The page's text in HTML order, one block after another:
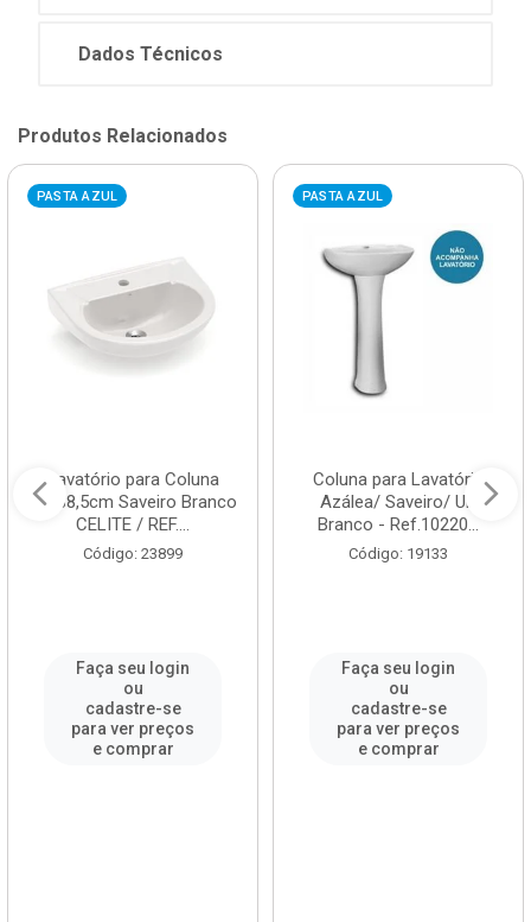
Dados Técnicos
Produtos Relacionados
PASTA AZUL
Lavatório para Coluna
47x38,5cm Saveiro Branco
CELITE / REF....
Código: 23899
Faça seu login
ou
cadastre-se
para ver preços
e comprar
PASTA AZUL
Coluna para Lavatório
Azálea/ Saveiro/ UP
Branco - Ref.10220...
Código: 19133
Faça seu login
ou
cadastre-se
para ver preços
e comprar